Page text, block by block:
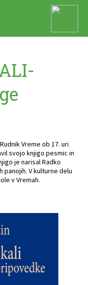
Vreme ob 17. uri
svojo knjigo pesmic in
je narisal Radko
panojih. V kulturne delu
v Vremah.